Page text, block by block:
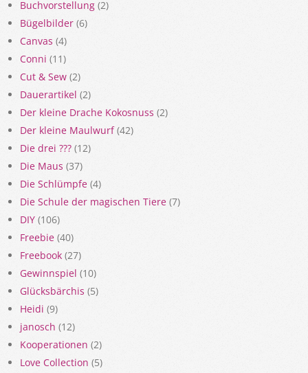
Buchvorstellung (2)
Bügelbilder (6)
Canvas (4)
Conni (11)
Cut & Sew (2)
Dauerartikel (2)
Der kleine Drache Kokosnuss (2)
Der kleine Maulwurf(42)
Die drei ??? (12)
Die Maus (37)
Die Schlümpfe (4)
Die Schule der magischen Tiere (7)
DIY (106)
Freebie (40)
Freebook (27)
Gewinnspiel (10)
Glücksbärchis (5)
Heidi (9)
janosch (12)
Kooperationen (2)
Love Collection (5)